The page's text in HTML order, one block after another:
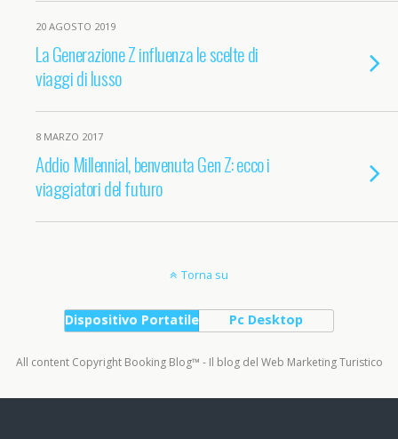
20 AGOSTO 2019
La Generazione Z influenza le scelte di
viaggi di lusso
8 MARZO 2017
Addio Millennial, benvenuta Gen Z: ecco i
viaggiatori del futuro
Torna su
Dispositivo Portatile Pc Desktop
All content Copyright Booking Blog™ - Il blog del Web Marketing Turistico